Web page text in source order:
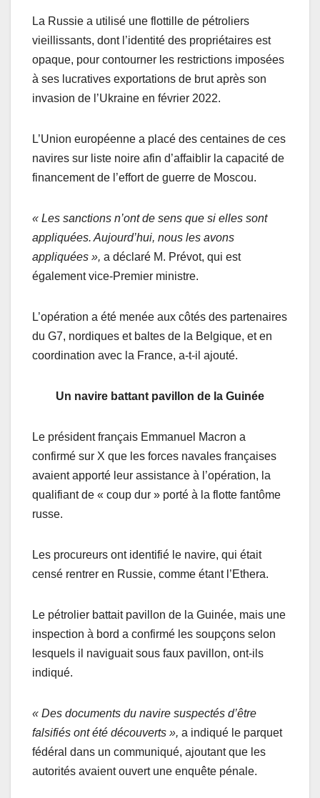
La Russie a utilisé une flottille de pétroliers
vieillissants, dont l’identité des propriétaires est
opaque, pour contourner les restrictions imposées
à ses lucratives exportations de brut après son
invasion de l’Ukraine en février 2022.
L’Union européenne a placé des centaines de ces
navires sur liste noire afin d’affaiblir la capacité de
financement de l’effort de guerre de Moscou.
« Les sanctions n’ont de sens que si elles sont
appliquées. Aujourd’hui, nous les avons
appliquées », a déclaré M. Prévot, qui est
également vice-Premier ministre.
L’opération a été menée aux côtés des partenaires
du G7, nordiques et baltes de la Belgique, et en
coordination avec la France, a-t-il ajouté.
Un navire battant pavillon de la Guinée
Le président français Emmanuel Macron a
confirmé sur X que les forces navales françaises
avaient apporté leur assistance à l’opération, la
qualifiant de « coup dur » porté à la flotte fantôme
russe.
Les procureurs ont identifié le navire, qui était
censé rentrer en Russie, comme étant l’Ethera.
Le pétrolier battait pavillon de la Guinée, mais une
inspection à bord a confirmé les soupçons selon
lesquels il naviguait sous faux pavillon, ont-ils
indiqué.
« Des documents du navire suspectés d’être
falsifiés ont été découverts », a indiqué le parquet
fédéral dans un communiqué, ajoutant que les
autorités avaient ouvert une enquête pénale.